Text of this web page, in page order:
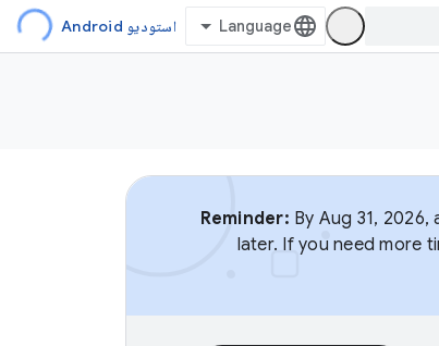
استوديو Android
Reminder: By Aug 31,
later. If you need more